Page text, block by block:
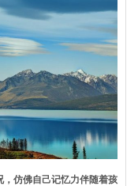
仿佛自己记忆力伴随着孩